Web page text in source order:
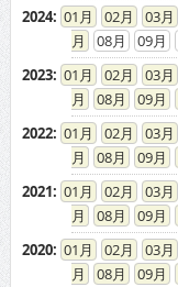
2024: 01 02 03
08
09
2023: 01 02 03
08
09
2022: 01 02 03
08
09
2021: 01 02 03
08
09
2020: 01 02 03
08
09